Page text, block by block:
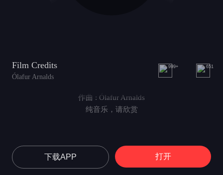
Film Credits
Ólafur Arnalds
999+ 651
作曲 : Ólafur Arnalds
纯音乐，请欣赏
下载APP 打开